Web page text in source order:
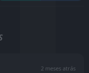
2 meses atrás